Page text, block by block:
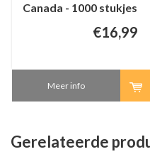
Canada - 1000 stukjes
€16,99
Meer info
Gerelateerde